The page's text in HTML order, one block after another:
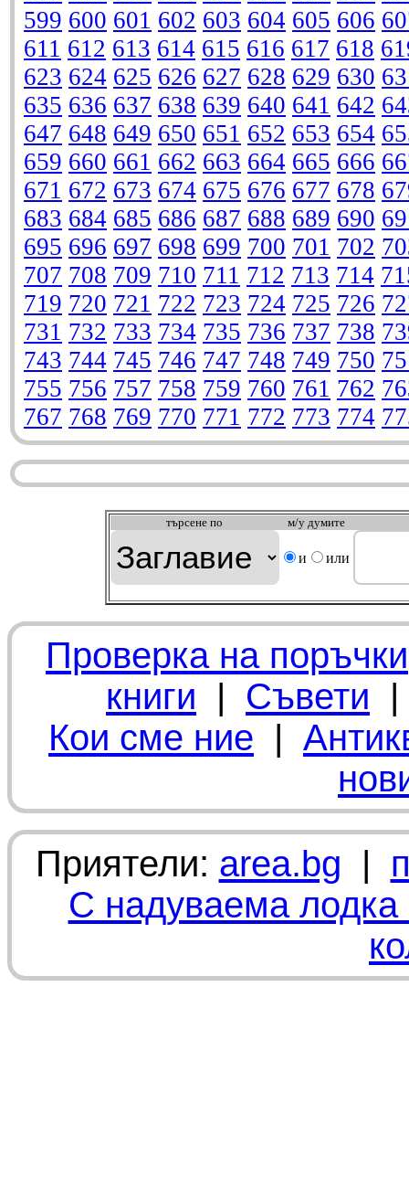
599 600 601 602 603 604 605 606
611 612 613 614 615 616 617 618
623 624 625 626 627 628 629 630
635 636 637 638 639 640 641 642
647 648 649 650 651 652 653 654
659 660 661 662 663 664 665 666
671 672 673 674 675 676 677 678
683 684 685 686 687 688 689 690
695 696 697 698 699 700 701 702
707 708 709 710 711 712 713 714
719 720 721 722 723 724 725 726
731 732 733 734 735 736 737 738
743 744 745 746 747 748 749 750
755 756 757 758 759 760 761 762
767 768 769 770 771 772 773 774
търсeне по м/у думите
и или
Проверка на поръчки
книги | Съвети
Кои сме ние |
Приятели: area.bg |
С надуваема лодка